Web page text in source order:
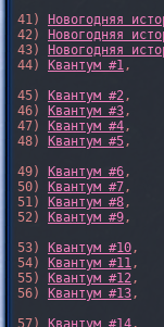
41)
Новогодняя
42)
Новогодняя
43)
Новогодняя
44)
Квантум #1,
45)
Квантум #2,
46)
Квантум #3,
47)
Квантум #4,
48)
Квантум #5,
49)
Квантум #6,
50)
Квантум #7,
51)
Квантум #8,
52)
Квантум #9,
53)
Квантум #10,
54)
Квантум #11,
55)
Квантум #12,
56)
Квантум #13,
57)
Квантум #14,